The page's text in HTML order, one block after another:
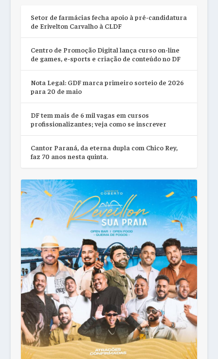
Setor de farmácias fecha apoio à pré-candidatura
de Erivelton Carvalho à CLDF
Centro de Promoção Digital lança curso on-line
de games, e-sports e criação de conteúdo no DF
Nota Legal: GDF marca primeiro sorteio de 2026
para 20 de maio
DF tem mais de 6 mil vagas em cursos
profissionalizantes; veja como se inscrever
Cantor Paraná, da eterna dupla com Chico Rey,
faz 70 anos nesta quinta.